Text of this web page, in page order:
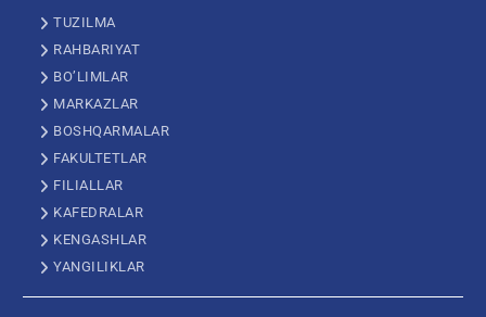
TUZILMA
RAHBARIYAT
BO’LIMLAR
MARKAZLAR
BOSHQARMALAR
FAKULTETLAR
FILIALLAR
KAFEDRALAR
KENGASHLAR
YANGILIKLAR